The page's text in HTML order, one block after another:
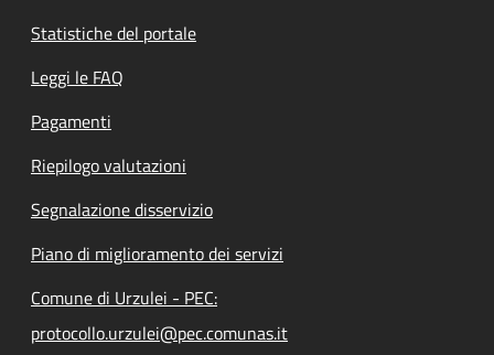
Statistiche del portale
Leggi le FAQ
Pagamenti
Riepilogo valutazioni
Segnalazione disservizio
Piano di miglioramento dei servizi
Comune di Urzulei - PEC:
protocollo.urzulei@pec.comunas.it